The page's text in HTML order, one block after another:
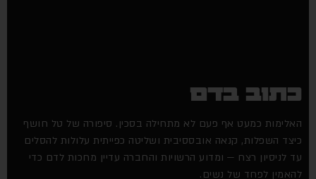
בדם
כמעט אף פעם לא מתחילה בסכין. סיפורה של טל חושף
השפלות, קנאה אובססיבית ושליטה כפייתית עלולות להסלים
לניסיון רצח — ומדוע הרשויות והחברה עדיין מחכות לדם כדי
לפחד של נשים.